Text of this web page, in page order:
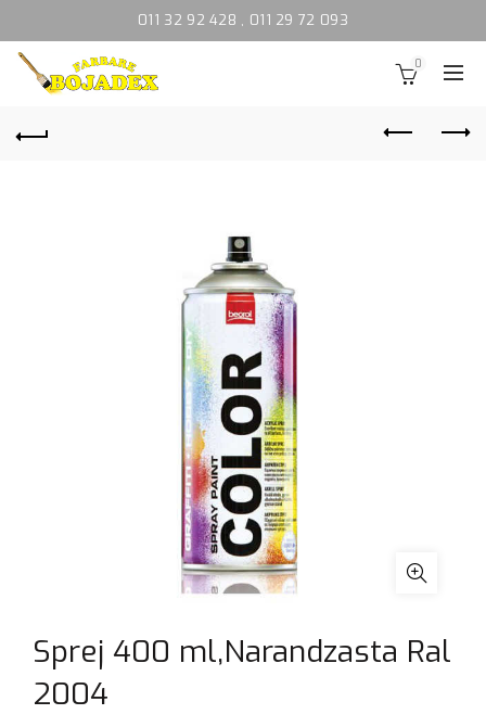
011 32 92 428 , 011 29 72 093
0
Sprej 400 ml,Narandzasta Ral
2004